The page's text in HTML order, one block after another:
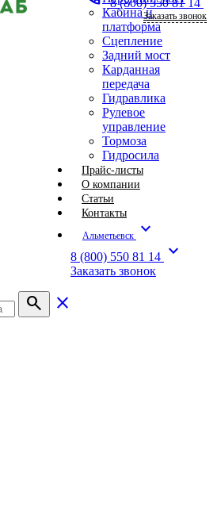
Кабина и
платформа
Сцепление
Задний мост
Карданная
передача
Гидравлика
Рулевое
управление
Тормоза
Гидросила
Прайс-листы
О компании
Статьи
Контакты
Альметьевск expand_more
8 (800) 550 81 14 expand_more
Заказать звонок
Заказать звонок
search
close